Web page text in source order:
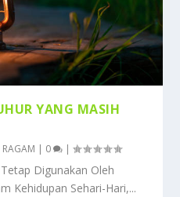
YANG MASIH
RAGAM | 0 |
Digunakan Oleh
Kehidupan Sehari-Hari,...